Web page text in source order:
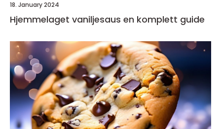
18. January 2024
Hjemmelaget vaniljesaus en komplett guide